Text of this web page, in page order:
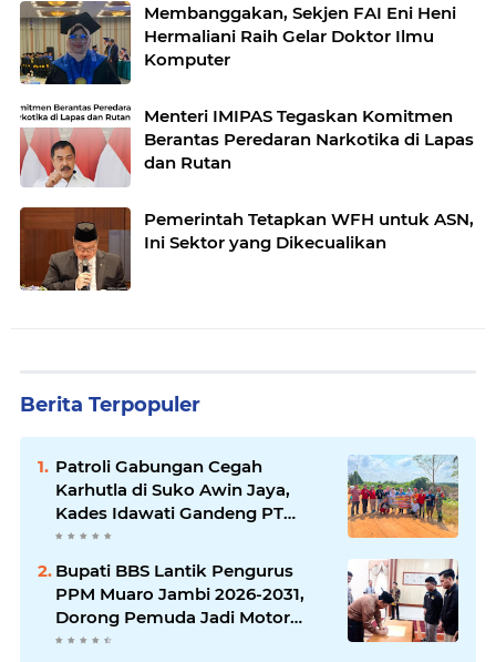
Membanggakan, Sekjen FAI Eni Heni
Hermaliani Raih Gelar Doktor Ilmu
Komputer
Menteri IMIPAS Tegaskan Komitmen
Berantas Peredaran Narkotika di Lapas
dan Rutan
Pemerintah Tetapkan WFH untuk ASN,
Ini Sektor yang Dikecualikan
Berita Terpopuler
Patroli Gabungan Cegah
Karhutla di Suko Awin Jaya,
Kades Idawati Gandeng PT
BBB-S, TNI dan BPD
Bupati BBS Lantik Pengurus
PPM Muaro Jambi 2026-2031,
Dorong Pemuda Jadi Motor
Perubahan